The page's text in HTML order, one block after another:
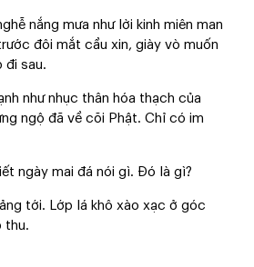
nắng mưa như lời kinh miên man
đôi mắt cầu xin, giày vò muốn
đi sau.
như nhục thân hóa thạch của
ngộ đã về cõi Phật. Chỉ có im
ngày mai đá nói gì. Đó là gì?
tới. Lớp lá khô xào xạc ở góc
thu.